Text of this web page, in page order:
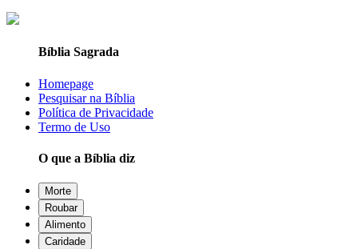
Bíblia Sagrada
Homepage
Pesquisar na Bíblia
Política de Privacidade
Termo de Uso
O que a Bíblia diz
Morte
Roubar
Alimento
Caridade